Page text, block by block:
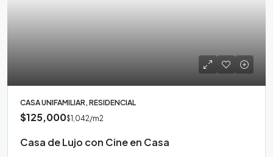
CASA UNIFAMILIAR, RESIDENCIAL
$125,000$1,042/m2
Casa de Lujo con Cine en Casa